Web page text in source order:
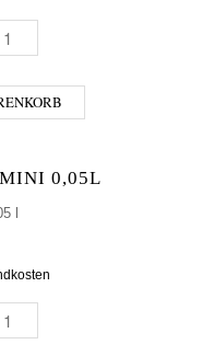
RED HOT LIQUEUR
0,05L
l
MINI 0,05L MENGE